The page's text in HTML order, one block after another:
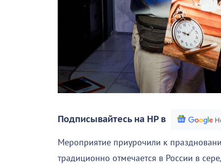
Подписывайтесь на НР в
Мероприятие приурочили к
традиционно отмечается в России в